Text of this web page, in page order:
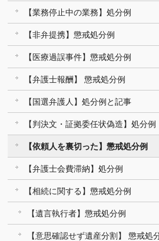
【業務停止中の業務】処分例
【非弁提携】懲戒処分例
【医療過誤事件】懲戒処分例
【弁護士報酬】 懲戒処分例
【国選弁護人】処分例と記事
【判決文・証拠委任状偽造】処分例
【依頼人を裏切った】懲戒処分例
【弁護士会費滞納】処分例
【相続に関する】懲戒処分例
【遺言執行者】懲戒処分例
【意思確認せず遺産分割】 懲戒処